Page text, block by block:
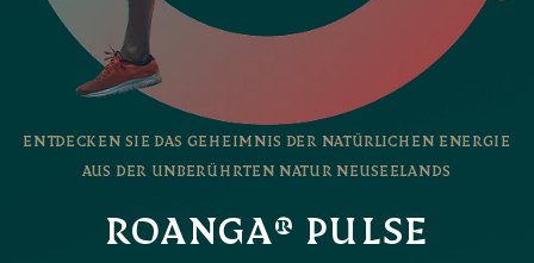
ENTDECKEN SIE DAS GEHEIMNIS DER NATÜRLICHEN ENERGIE
AUS DER UNBERÜHRTEN NATUR NEUSEELANDS
ROANGA® PULSE